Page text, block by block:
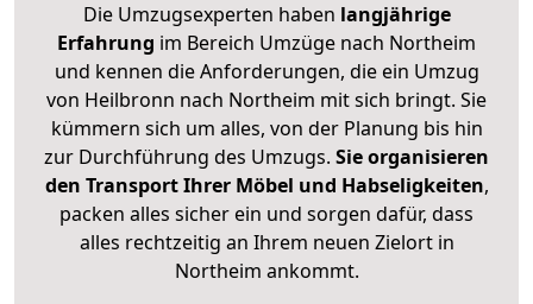
Die Umzugsexperten haben langjährige
Erfahrung im Bereich Umzüge nach Northeim
und kennen die Anforderungen, die ein Umzug
von Heilbronn nach Northeim mit sich bringt. Sie
kümmern sich um alles, von der Planung bis hin
zur Durchführung des Umzugs. Sie organisieren
den Transport Ihrer Möbel und Habseligkeiten,
packen alles sicher ein und sorgen dafür, dass
alles rechtzeitig an Ihrem neuen Zielort in
Northeim ankommt.